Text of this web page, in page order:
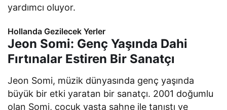
yardımcı oluyor.
Hollanda Gezilecek Yerler
Jeon Somi: Genç Yaşında Dahi
Fırtınalar Estiren Bir Sanatçı
Jeon Somi, müzik dünyasında genç yaşında
büyük bir etki yaratan bir sanatçı. 2001 doğumlu
olan Somi, çocuk yaşta sahne ile tanıştı ve